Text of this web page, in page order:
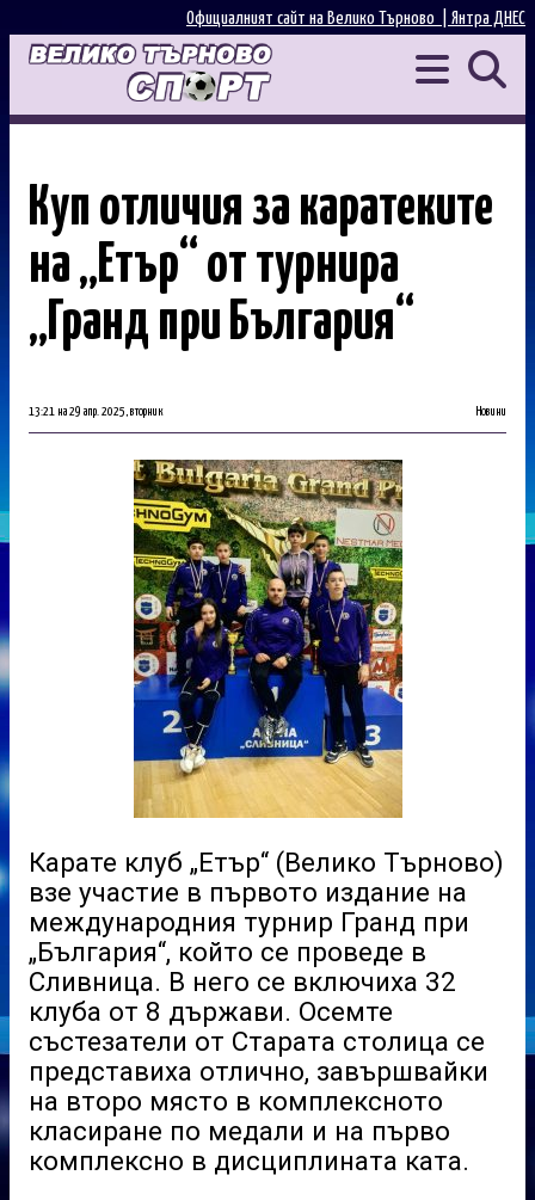
Янтра ДНЕС
Официалният сайт на Велико Търново |
Куп отличия за каратеките
на „Етър“ от турнира
„Гранд при България“
13:21 на 29 апр. 2025, вторник Новини
Карате клуб „Етър“ (Велико Търново)
взе участие в първото издание на
международния турнир Гранд при
„България“, който се проведе в
Сливница. В него се включиха 32
клуба от 8 държави. Осемте
състезатели от Старата столица се
представиха отлично, завършвайки
на второ място в комплексното
класиране по медали и на първо
комплексно в дисциплината ката.